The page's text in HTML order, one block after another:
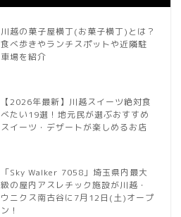
川越の菓子屋横丁(お菓子横丁)とは？
食べ歩きやランチスポットや近隣駐
車場を紹介
【2026年最新】川越スイーツ絶対食
べたい19選！地元民が選ぶおすすめ
スイーツ・デザートが楽しめるお店
「Sky Walker 7058」埼玉県内最大
級の屋内アスレチック施設が川越・
ウニクス南古谷に7月12日(土)オープ
ン！